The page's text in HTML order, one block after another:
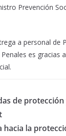
Prevención
a personal de
es gracias
de
hacia la